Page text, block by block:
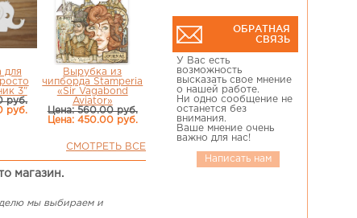
ОБРАТНАЯ
СВЯЗЬ
У Вас есть
возможность
высказать свое мнение
о нашей работе.
Ни одно сообщение не
останется без
внимания.
Ваше мнение очень
важно для нас!
Написать нам
для
3"
руб.
руб.
Вырубка из
чипборда Stamperia
«Sir Vagabond
Aviator»
Цена: 560.00 руб.
Цена: 450.00 руб.
СМОТРЕТЬ ВСЕ
магазин.
мы выбираем и